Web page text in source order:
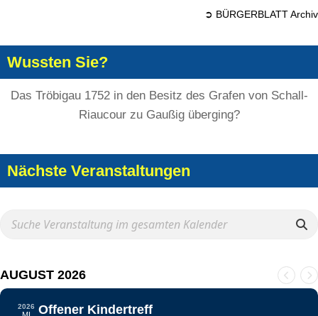
➲ BÜRGERBLATT Archiv
Wussten Sie?
Das Tröbigau 1752 in den Besitz des Grafen von Schall-
Riaucour zu Gaußig überging?
Nächste Veranstaltungen
AUGUST 2026
2026 Offener Kindertreff